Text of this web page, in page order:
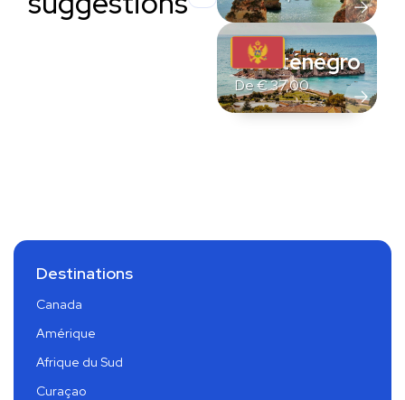
Monténégro
De€37,00
Destinations
Canada
Amérique
Afrique du Sud
Curaçao